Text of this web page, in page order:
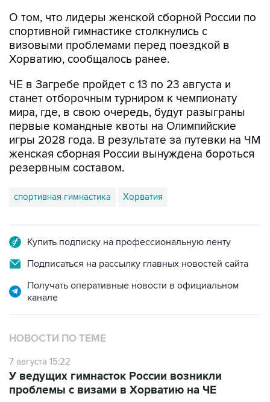
О том, что лидеры женской сборной России по
спортивной гимнастике столкнулись с
визовыми проблемами перед поездкой в
Хорватию, сообщалось ранее.
ЧЕ в Загребе пройдет с 13 по 23 августа и
станет отборочным турниром к чемпионату
мира, где, в свою очередь, будут разыграны
первые командные квоты на Олимпийские
игры 2028 года. В результате за путевки на ЧМ
женская сборная России вынуждена бороться
резервным составом.
спортивная гимнастика Хорватия
Купить подписку на профессиональную ленту
Подписаться на рассылку главных новостей сайта
Получать оперативные новости в официальном
канале
НОВОСТИ ПО ТЕМЕ
7 августа 15:22
У ведущих гимнасток России возникли
проблемы с визами в Хорватию на ЧЕ